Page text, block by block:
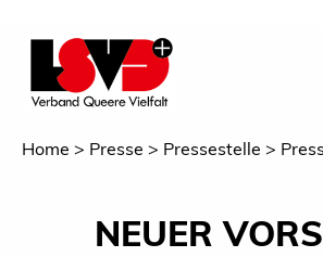
Home Presse Pressestelle
NEUER